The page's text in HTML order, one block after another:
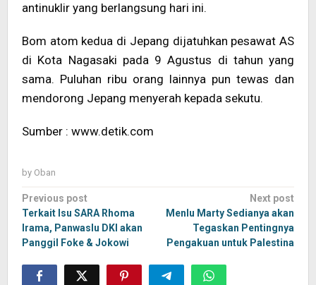
antinuklir yang berlangsung hari ini.
Bom atom kedua di Jepang dijatuhkan pesawat AS
di Kota Nagasaki pada 9 Agustus di tahun yang
sama. Puluhan ribu orang lainnya pun tewas dan
mendorong Jepang menyerah kepada sekutu.
Sumber : www.detik.com
by Oban
Post
navigation
Previous post
Terkait Isu SARA Rhoma
Irama, Panwaslu DKI akan
Panggil Foke & Jokowi
Next post
Menlu Marty Sedianya akan
Tegaskan Pentingnya
Pengakuan untuk Palestina